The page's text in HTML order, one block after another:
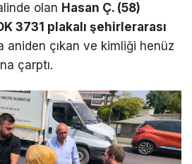
olan Hasan Ç. (58)
3731 plakalı şehirlerarası
aniden çıkan ve kimliği henüz
çarptı.